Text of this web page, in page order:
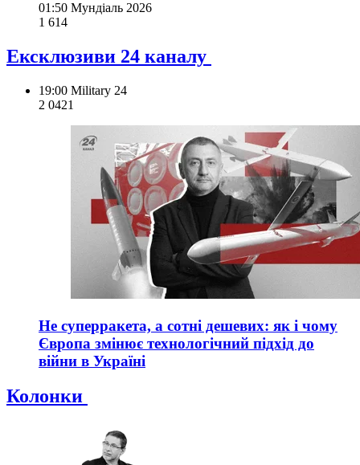
01:50 Мундіаль 2026
1 614
Ексклюзиви 24 каналу
19:00 Military 24
2 0421
Не суперракета, а сотні дешевих: як і чому
Європа змінює технологічний підхід до
війни в Україні
Колонки